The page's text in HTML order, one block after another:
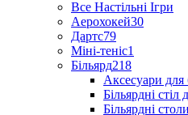
Все Настільні Ігри
Аерохокей30
Дартс79
Міні-теніс1
Більярд218
Аксесуари для
Більярдні стіл
Більярдні